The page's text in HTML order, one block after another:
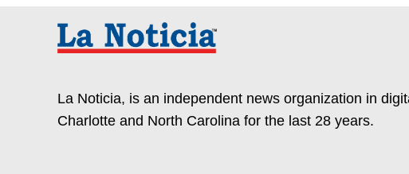
La Noticia, is an independent news organization in
Charlotte and North Carolina for the last 28 years.